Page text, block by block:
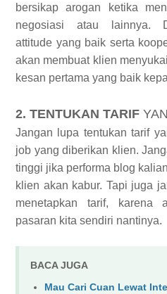
bersikap arogan ketika
negosiasi atau lainnya.
attitude yang baik serta
akan membuat klien
kesan pertama yang baik
2. TENTUKAN TARIF
Jangan lupa tentukan tarif
job yang diberikan klien.
tinggi jika performa blog
klien akan kabur. Tapi juga
menetapkan tarif, karena
pasaran kita sendiri nantinya.
BACA JUGA
Mau Cari Cuan Lewat